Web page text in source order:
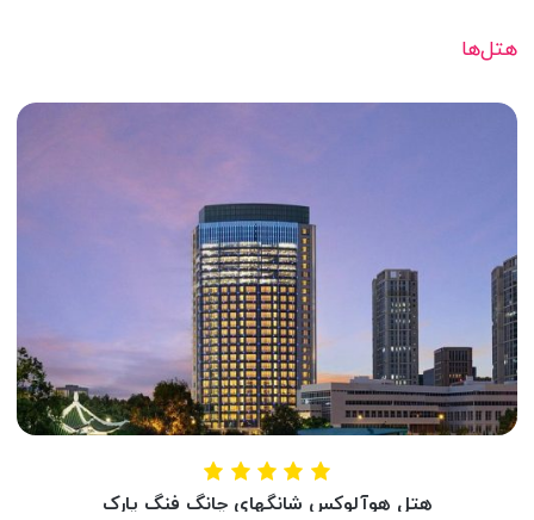
هتل‌ها
هتل هوآلوکس شانگهای چانگ فنگ پارک